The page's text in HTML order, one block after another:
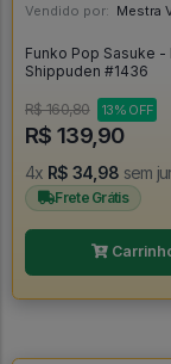
Vendido por: Mestra
Funko Pop Sasuke -
Shippuden #1436
R$ 160,80 13% OFF
R$ 139,90
4x R$ 34,98 sem
Frete Grátis